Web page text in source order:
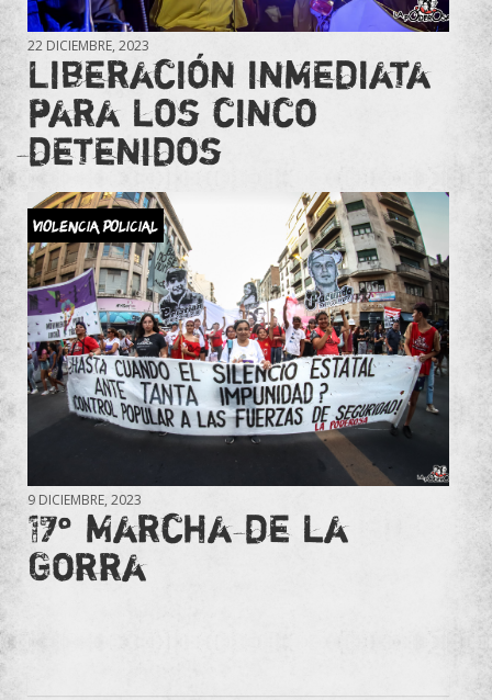
22 DICIEMBRE, 2023
Liberación inmediata
para los cinco
detenidos
Violencia Policial
9 DICIEMBRE, 2023
17° Marcha de la
Gorra